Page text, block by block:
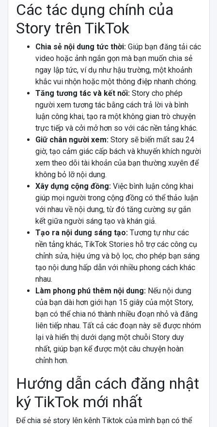
Các tác dụng chính của
Story trên TikTok
Chia sẻ nội dung tức thời:Giúp bạn đăng tải các
video hoặc ảnh ngắn gọn mà bạn muốn chia sẻ
ngay lập tức, ví dụ như hậu trường, một khoảnh
khắc vui nhộn hoặc một thông điệp nhanh chóng.
Tăng tương tác và kết nối:Story cho phép
người xem tương tác bằng cách trả lời và bình
luận công khai, tạo ra một không gian trò chuyện
trực tiếp và cởi mở hơn so với các nền tảng khác.
Giữ chân người xem:Story sẽ biến mất sau 24
giờ, tạo cảm giác cấp bách và khuyến khích người
xem theo dõi tài khoản của bạn thường xuyên để
không bỏ lỡ nội dung.
Xây dựng cộng đồng:Việc bình luận công khai
giúp mọi người trong cộng đồng có thể thảo luận
với nhau về nội dung, từ đó tăng cường sự gắn
kết giữa người sáng tạo và khán giả.
Tạo ra nội dung sáng tạo:Tương tự như các
nền tảng khác, TikTok Stories hỗ trợ các công cụ
chỉnh sửa, hiệu ứng và bộ lọc, cho phép bạn sáng
tạo nội dung hấp dẫn với nhiều phong cách khác
nhau.
Làm phong phú thêm nội dung:Nếu nội dung
của bạn dài hơn giới hạn 15 giây của một Story,
bạn có thể chia nó thành nhiều đoạn nhỏ và đăng
liên tiếp nhau. Tất cả các đoạn này sẽ được nhóm
lại và hiển thị dưới dạng một chuỗi Story duy
nhất, giúp bạn kể được một câu chuyện hoàn
chỉnh hơn.
Hướng dẫn cách đăng nhật
ký TikTok mới nhất
Để chia sẻ story lên kênh Tiktok của mình bạn có thể